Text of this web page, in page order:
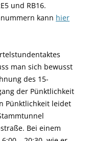
und RB16.
kann hier
man sich bewusst
des 15-
der Pünktlichkeit
Pünktlichkeit leidet
Bei einem